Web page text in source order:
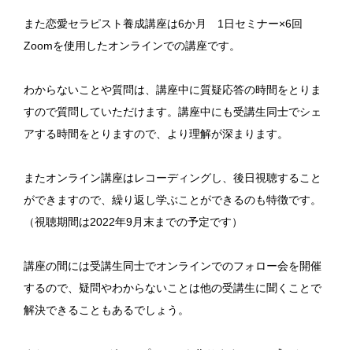
また恋愛セラピスト養成講座は6か月 1日セミナー×6回
Zoomを使用したオンラインでの講座です。
わからないことや質問は、講座中に質疑応答の時間をとりま
すので質問していただけます。講座中にも受講生同士でシェ
アする時間をとりますので、より理解が深まります。
またオンライン講座はレコーディングし、後日視聴すること
ができますので、繰り返し学ぶことができるのも特徴です。
（視聴期間は2022年9月末までの予定です）
講座の間には受講生同士でオンラインでのフォロー会を開催
するので、疑問やわからないことは他の受講生に聞くことで
解決できることもあるでしょう。